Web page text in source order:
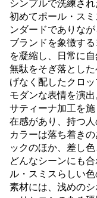
シンプルで洗練され
初めてポール・ス
ンダードでありな
ブランドを象徴す
を凝縮し、日常に
無駄をそぎ落とし
げなく配したクロ
モダンな表情を演出
サティーナ加工を
在感があり、持つ人
カラーは落ち着き
ックのほか、差し
どんなシーンにも
ル・スミスらしい色
素材には、浅めのシ